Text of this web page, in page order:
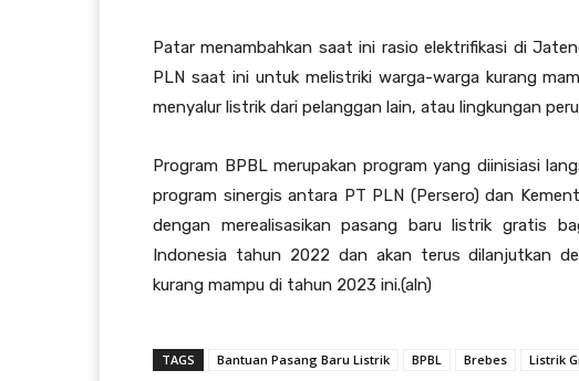
Patar menambahkan saat ini rasio elektrifikasi di
PLN saat ini untuk melistriki warga-warga kurang
menyalur listrik dari pelanggan lain, atau lingkungan
Program BPBL merupakan program yang diinisiasi
program sinergis antara PT PLN (Persero) dan
dengan merealisasikan pasang baru listrik gratis
Indonesia tahun 2022 dan akan terus dilanjutkan
kurang mampu di tahun 2023 ini.(aln)
TAGS Bantuan Pasang Baru Listrik BPBL Brebes Listrik